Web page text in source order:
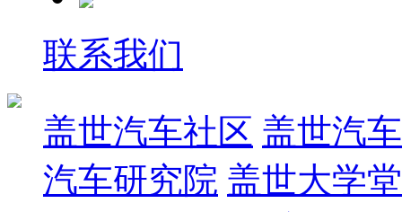
联系我们
盖世汽车社区 盖世汽
汽车研究院 盖世大学堂